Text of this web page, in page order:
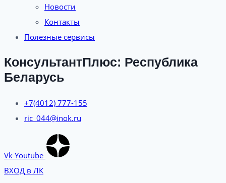
Новости
Контакты
Полезные сервисы
КонсультантПлюс: Республика
Беларусь
+7(4012) 777-155
ric_044@inok.ru
Vk Youtube
ВХОД в ЛК